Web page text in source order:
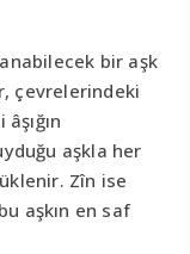
bir aşk
çevrelerindeki
aşkla her
Zîn ise
aşkın en saf